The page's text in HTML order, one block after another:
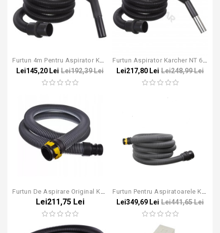
Furtun 4m Pentru Aspirator Karcher NT
Lei145,20 Lei Lei192,39 Lei
Furtun Aspirator Karcher NT 65/2 DN 40
Lei217,80 Lei Lei248,99 Lei
Furtun De Aspirare Original KARCHER, 2m, T10/1, T12/1, T15/1, T7/1, T9/1 (2.889-161.0) DN35
Lei211,75 Lei
Furtun Pentru Aspiratoarele Karcher NT - 4m
Lei349,69 Lei Lei441,65 Lei